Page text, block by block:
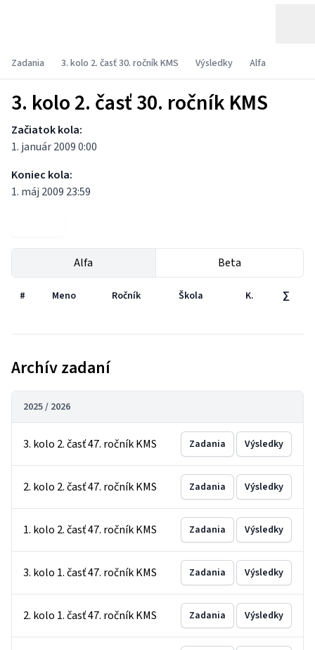
Zadania 3. kolo 2. časť 30. ročník KMS Výsledky Alfa
3. kolo 2. časť 30. ročník KMS
Začiatok kola:
1. január 2009 0:00
Koniec kola:
1. máj 2009 23:59
Alfa Beta
# Meno Ročník Škola K. ∑
Archív zadaní
2025 / 2026
3. kolo 2. časť 47. ročník KMS Zadania Výsledky
2. kolo 2. časť 47. ročník KMS Zadania Výsledky
1. kolo 2. časť 47. ročník KMS Zadania Výsledky
3. kolo 1. časť 47. ročník KMS Zadania Výsledky
2. kolo 1. časť 47. ročník KMS Zadania Výsledky